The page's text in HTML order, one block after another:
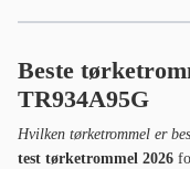
Beste
TR934A95G
Hvilken tørketrommel er
test tørketrommel 2026